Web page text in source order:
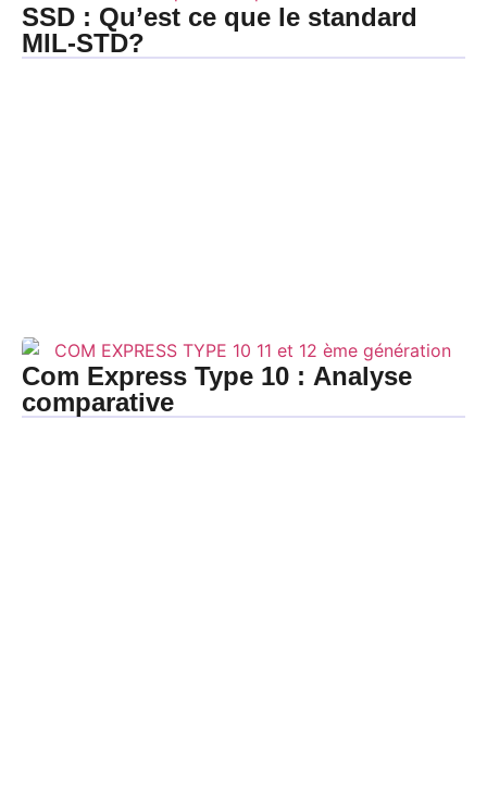
SSD : Qu’est ce que le standard
MIL-STD?
Com Express Type 10 : Analyse
comparative